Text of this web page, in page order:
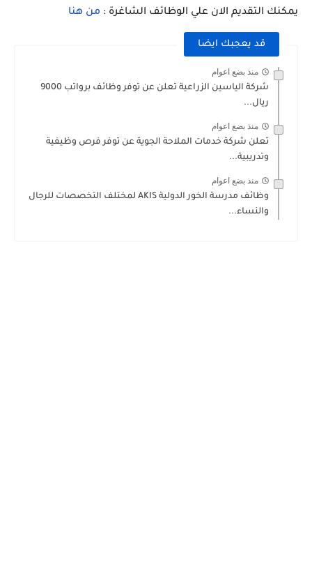
يمكنك التقديم الان علي الوظائف الشاغرة : من هنا
قد يعجبك ايضا
منذ بضع اعوام
شركة الياسين الزراعية تعلن عن توفر وظائف برواتب 9000
ريال...
منذ بضع اعوام
تعلن شركة خدمات الملاحة الجوية عن توفر فرص وظيفية
وتدريبية...
منذ بضع اعوام
وظائف مدرسة الخور الدولية AKIS لمختلف التخصصات للرجال
والنساء...